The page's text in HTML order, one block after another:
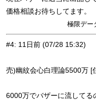
価格相談お待ちしてます。
極限デー
#4: 11日前 (07/28 15:32)
売)幽紋会心白理論5500万 [
6000万でバザーに流してる